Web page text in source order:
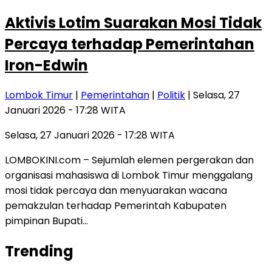
Aktivis Lotim Suarakan Mosi Tidak
Percaya terhadap Pemerintahan
Iron-Edwin
Lombok Timur | Pemerintahan | Politik | Selasa, 27
Januari 2026 - 17:28 WITA
Selasa, 27 Januari 2026 - 17:28 WITA
LOMBOKINI.com – Sejumlah elemen pergerakan dan
organisasi mahasiswa di Lombok Timur menggalang
mosi tidak percaya dan menyuarakan wacana
pemakzulan terhadap Pemerintah Kabupaten
pimpinan Bupati…
Trending